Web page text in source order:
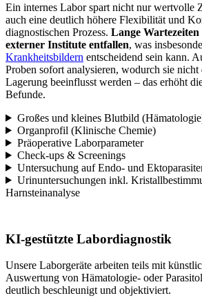
Ein internes Labor spart nicht nur wertvolle
auch eine deutlich höhere Flexibilität und
diagnostischen Prozess. Lange
externer Institute entfallen, was
Krankheitsbildern entscheidend sein kann.
Proben sofort analysieren, wodurch sie
Lagerung beeinflusst werden – das erhöht
Befunde.
Großes und kleines Blutbild
Organprofil (Klinische Chemie)
Präoperative Laborparameter
Check-ups & Screenings
Untersuchung auf Endo- und
Urinuntersuchungen inkl.
Harnsteinanalyse
KI-gestützte Labordiagnostik
Unsere Laborgeräte arbeiten teils mit
Auswertung von Hämatologie- oder
deutlich beschleunigt und objektiviert.